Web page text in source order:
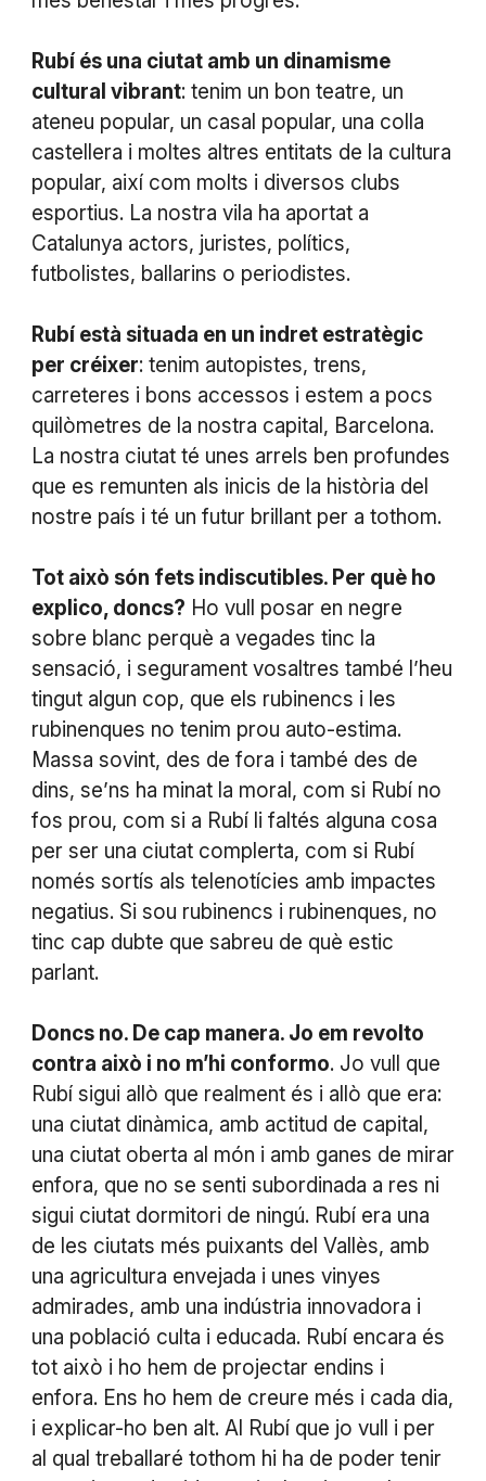
Rubí és una ciutat amb un dinamisme
cultural vibrant: tenim un bon teatre, un
ateneu popular, un casal popular, una colla
castellera i moltes altres entitats de la cultura
popular, així com molts i diversos clubs
esportius. La nostra vila ha aportat a
Catalunya actors, juristes, polítics,
futbolistes, ballarins o periodistes.
Rubí està situada en un indret estratègic
per créixer: tenim autopistes, trens,
carreteres i bons accessos i estem a pocs
quilòmetres de la nostra capital, Barcelona.
La nostra ciutat té unes arrels ben profundes
que es remunten als inicis de la història del
nostre país i té un futur brillant per a tothom.
Tot això són fets indiscutibles. Per què ho
explico, doncs? Ho vull posar en negre
sobre blanc perquè a vegades tinc la
sensació, i segurament vosaltres també l’heu
tingut algun cop, que els rubinencs i les
rubinenques no tenim prou auto-estima.
Massa sovint, des de fora i també des de
dins, se’ns ha minat la moral, com si Rubí no
fos prou, com si a Rubí li faltés alguna cosa
per ser una ciutat complerta, com si Rubí
només sortís als telenotícies amb impactes
negatius. Si sou rubinencs i rubinenques, no
tinc cap dubte que sabreu de què estic
parlant.
Doncs no. De cap manera. Jo em revolto
contra això i no m’hi conformo. Jo vull que
Rubí sigui allò que realment és i allò que era:
una ciutat dinàmica, amb actitud de capital,
una ciutat oberta al món i amb ganes de mirar
enfora, que no se senti subordinada a res ni
sigui ciutat dormitori de ningú. Rubí era una
de les ciutats més puixants del Vallès, amb
una agricultura envejada i unes vinyes
admirades, amb una indústria innovadora i
una població culta i educada. Rubí encara és
tot això i ho hem de projectar endins i
enfora. Ens ho hem de creure més i cada dia,
i explicar-ho ben alt. Al Rubí que jo vull i per
al qual treballaré tothom hi ha de poder tenir